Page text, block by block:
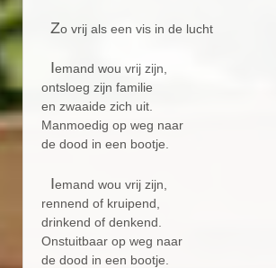
Zo vrij als een vis in de lucht
Iemand wou vrij zijn,
ontsloeg zijn familie
en zwaaide zich uit.
Manmoedig op weg naar
de dood in een bootje.
Iemand wou vrij zijn,
rennend of kruipend,
drinkend of denkend.
Onstuitbaar op weg naar
de dood in een bootje.